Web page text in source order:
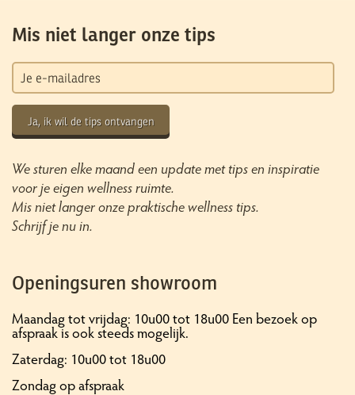
Mis niet langer onze tips
Ja, ik wil de tips ontvangen
We sturen elke maand een update met tips en inspiratie
voor je eigen wellness ruimte.
Mis niet langer onze praktische wellness tips.
Schrijf je nu in.
Openingsuren showroom
Maandag tot vrijdag: 10u00 tot 18u00 Een bezoek op
afspraak is ook steeds mogelijk.
Zaterdag: 10u00 tot 18u00
Zondag op afspraak